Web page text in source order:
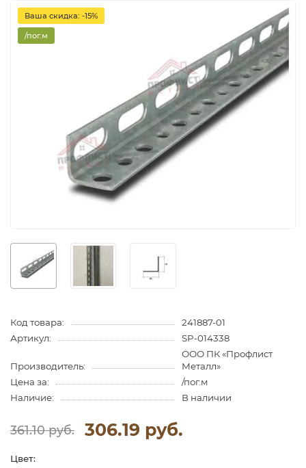
Ваша скидка: -15%
/пог.м
Код товара:
241887-01
Артикул:
SP-014338
Производитель:
ООО ПК «Профлист
Металл»
Цена за:
/пог.м
Наличие:
В наличии
361.10 руб. 306.19 руб.
Цвет: